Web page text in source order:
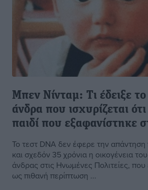
Μπεν Νίνταμ: Τι έδειξε
άνδρα που ισχυρίζεται ότι
παιδί που εξαφανίστηκε
Το τεστ DNA δεν έφερε την
και σχεδόν 35 χρόνια η οικογένεια
άνδρας στις Ηνωμένες Πολιτείες, που
ως πιθανή περίπτωση ...